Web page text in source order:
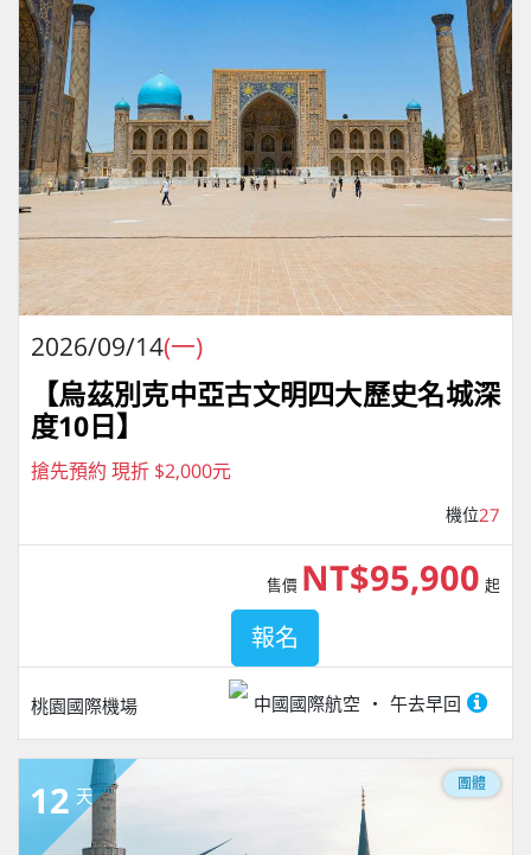
2026/09/14(一)
【烏茲別克中亞古文明四大歷史名城深
度10日】
搶先預約 現折 $2,000元
機位27
桃園國際機場 中國國際航空 午去早回
售價 NT$95,900 起
報名
12 天
團體